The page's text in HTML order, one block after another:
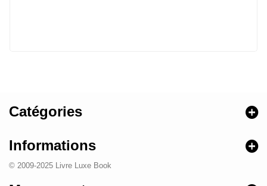
Catégories
Informations
© 2009-2025 Livre Luxe Book